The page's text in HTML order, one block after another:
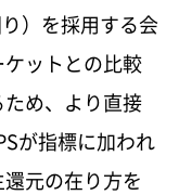
）を採用する会
ットとの比較
め、より直接
が指標に加われ
元の在り方を